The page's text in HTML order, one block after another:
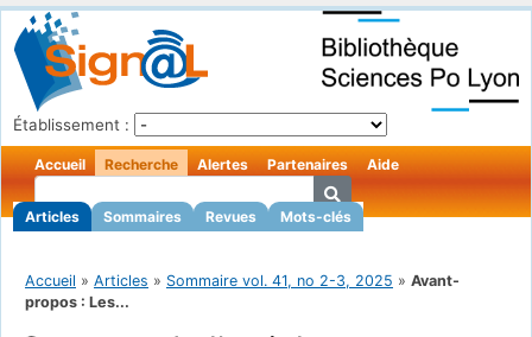
Établissement :
Accueil Recherche
Articles Sommaires Revues Mots-clés
Alertes Partenaires Aide
Accueil » Articles » Sommaire vol. 41, no 2-3, 2025 » Avant-
propos : Les...